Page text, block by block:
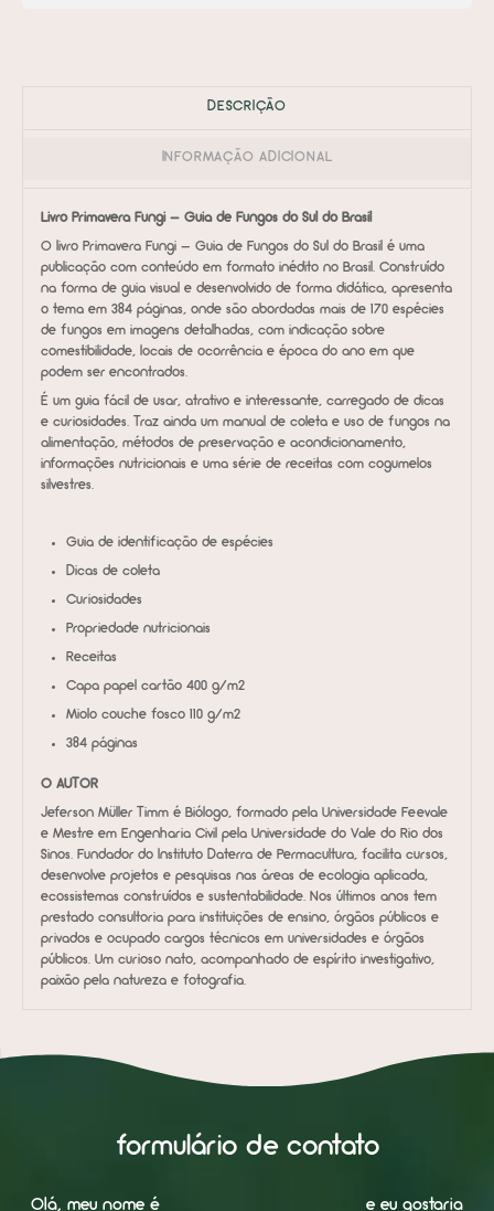
DESCRIÇÃO
INFORMAÇÃO ADICIONAL
Livro Primavera Fungi – Guia de Fungos do Sul do Brasil
O livro Primavera Fungi – Guia de Fungos do Sul do Brasil é uma
publicação com conteúdo em formato inédito no Brasil. Construído
na forma de guia visual e desenvolvido de forma didática, apresenta
o tema em 384 páginas, onde são abordadas mais de 170 espécies
de fungos em imagens detalhadas, com indicação sobre
comestibilidade, locais de ocorrência e época do ano em que
podem ser encontrados.
É um guia fácil de usar, atrativo e interessante, carregado de dicas
e curiosidades. Traz ainda um manual de coleta e uso de fungos na
alimentação, métodos de preservação e acondicionamento,
informações nutricionais e uma série de receitas com cogumelos
silvestres.
Guia de identificação de espécies
Dicas de coleta
Curiosidades
Propriedade nutricionais
Receitas
Capa papel cartão 400 g/m2
Miolo couche fosco 110 g/m2
384 páginas
O AUTOR
Jeferson Müller Timm é Biólogo, formado pela Universidade Feevale
e Mestre em Engenharia Civil pela Universidade do Vale do Rio dos
Sinos. Fundador do Instituto Daterra de Permacultura, facilita cursos,
desenvolve projetos e pesquisas nas áreas de ecologia aplicada,
ecossistemas construídos e sustentabilidade. Nos últimos anos tem
prestado consultoria para instituições de ensino, órgãos públicos e
privados e ocupado cargos técnicos em universidades e órgãos
públicos. Um curioso nato, acompanhado de espírito investigativo,
paixão pela natureza e fotografia.
formulário de contato
Olá, meu nome é e eu gostaria